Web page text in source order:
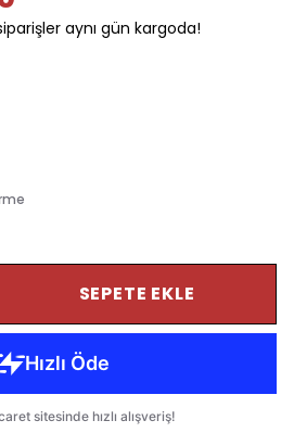
aynı gün kargoda!
SEPETE EKLE